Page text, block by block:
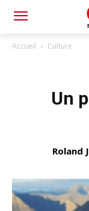
Accueil Culture
Un
Roland